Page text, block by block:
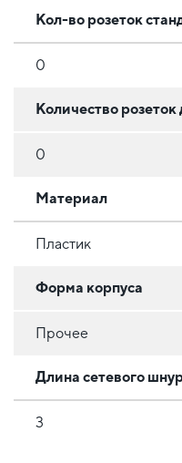
Кол-во розеток
0
Количество розеток
0
Материал
Пластик
Форма корпуса
Прочее
Длина сетевого
3